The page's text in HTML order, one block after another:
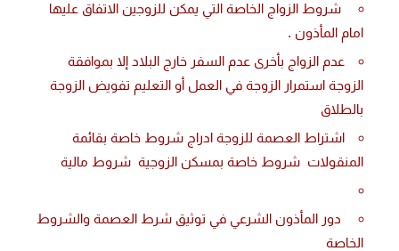
شروط الزواج الخاصة التي يمكن للزوجين الاتفاق عليها
امام المأذون .
عدم الزواج بأخرى عدم السفر خارج البلاد إلا بموافقة
الزوجة استمرار الزوجة في العمل أو التعليم تفويض الزوجة
بالطلاق
اشتراط العصمة للزوجة ادراج شروط خاصة بقائمة
المنقولات شروط خاصة بمسكن الزوجية شروط مالية
دور المأذون الشرعي في توثيق شرط العصمة والشروط
الخاصة